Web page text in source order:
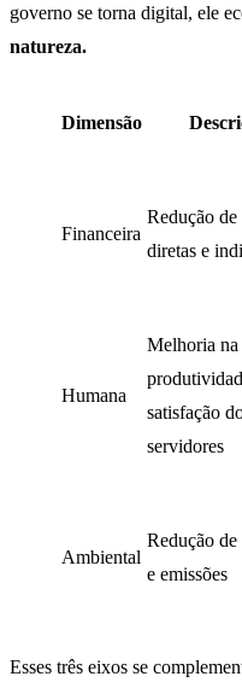
governo se torna digital, ele
natureza.
Dimensão
Financeira
Redução de
diretas e
Humana
Melhoria na
satisfação
servidores
Ambiental
Redução de
e emissões
Esses três eixos se